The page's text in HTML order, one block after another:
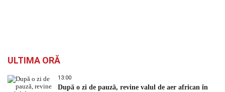
ULTIMA ORĂ
13:00
După o zi de pauză, revine valul de aer african în